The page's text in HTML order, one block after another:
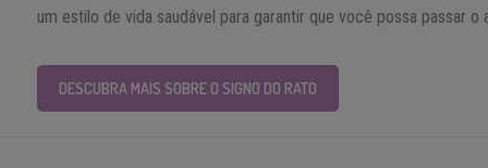
um estilo de vida saudável para garantir que você possa passar o
DESCUBRA MAIS SOBRE O SIGNO DO RATO